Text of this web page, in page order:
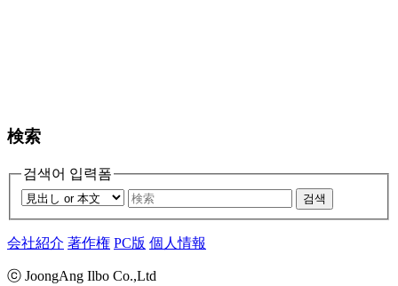
検索
검색어 입력폼
검색
会社紹介 著作権 PC版 個人情報
ⓒ JoongAng Ilbo Co.,Ltd